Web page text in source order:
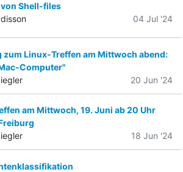
Shell-files
04 Jul '24
zum Linux-Treffen am Mittwoch abend:
Computer"
20 Jun '24
am Mittwoch, 19. Juni ab 20 Uhr
18 Jun '24